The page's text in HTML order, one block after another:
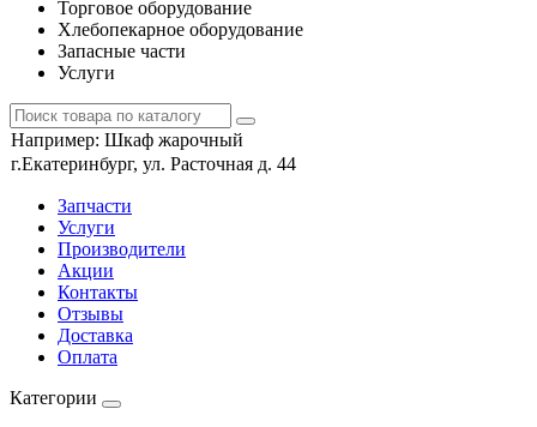
Торговое оборудование
Хлебопекарное оборудование
Запасные части
Услуги
Например: Шкаф жарочный
г.Екатеринбург, ул. Расточная д. 44
Запчасти
Услуги
Производители
Акции
Контакты
Отзывы
Доставка
Оплата
Категории